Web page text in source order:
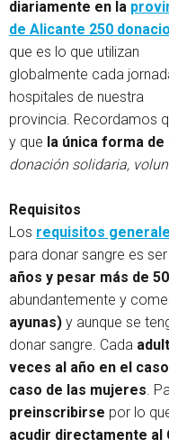
diariamente en la
de Alicante 250
que es lo que utilizan
globalmente cada
hospitales de nuestra
provincia. Recordamos
y que la única forma
donación solidaria,
Requisitos
Los requisitos
para donar sangre es ser
años y pesar más de
abundantemente y
ayunas) y aunque se
donar sangre. Cada
veces al año en el
caso de las mujeres.
preinscribirse por lo
acudir directamente al